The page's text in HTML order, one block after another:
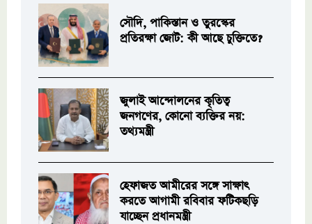
সৌদি, পাকিস্তান ও তুরস্কের
প্রতিরক্ষা জোট: কী আছে চুক্তিতে?
জুলাই আন্দোলনের কৃতিত্ব
জনগণের, কোনো ব্যক্তির নয়:
তথ্যমন্ত্রী
হেফাজত আমীরের সঙ্গে সাক্ষাৎ
করতে আগামী রবিবার ফটিকছড়ি
যাচ্ছেন প্রধানমন্ত্রী